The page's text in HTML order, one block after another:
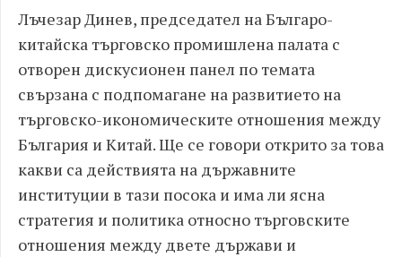
Лъчезар Динев, председател на Българо-
китайска търговско промишлена палата с
отворен дискусионен панел по темата
свързана с подпомагане на развитието на
търговско-икономическите отношения между
България и Китай. Ще се говори открито за това
какви са действията на държавните
институции в тази посока и има ли ясна
стратегия и политика относно търговските
отношения между двете държави и